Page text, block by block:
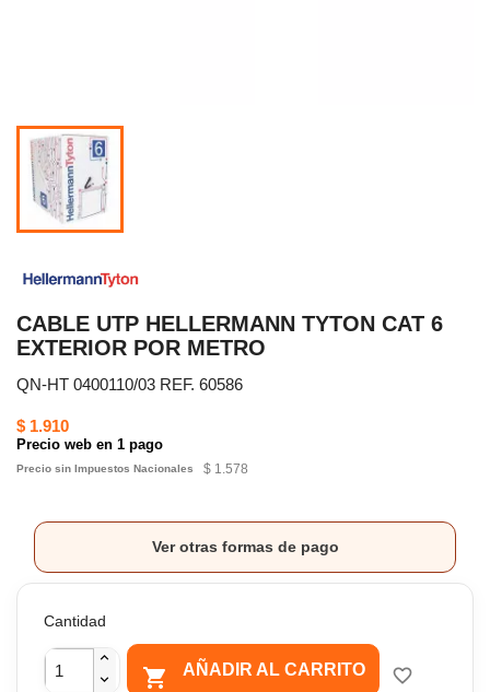
CABLE UTP HELLERMANN TYTON CAT 6
EXTERIOR POR METRO
QN-HT 0400110/03 REF. 60586
$ 1.910
Precio web en 1 pago
Precio sin Impuestos Nacionales $ 1.578
Ver otras formas de pago
Cantidad
 AÑADIR AL CARRITO favorite_border